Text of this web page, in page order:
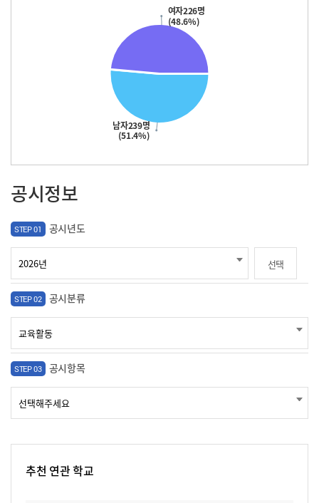
남자239명
(51.4%)
여자226명
(48.6%)
공시정보
STEP 01 공시년도
선택
STEP 02 공시분류
STEP 03 공시항목
추천 연관 학교